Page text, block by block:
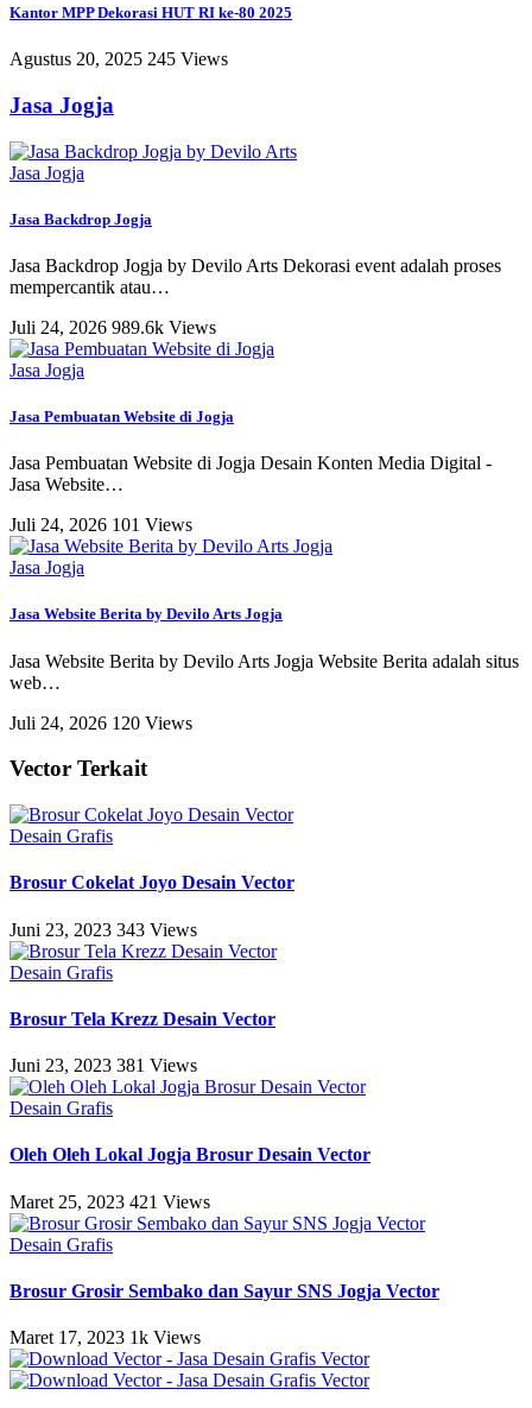
Kantor MPP Dekorasi HUT RI ke-80 2025
Agustus 20, 2025 245 Views
Jasa Jogja
Jasa Jogja
Jasa Backdrop Jogja
Jasa Backdrop Jogja by Devilo Arts Dekorasi event adalah proses
mempercantik atau…
Juli 24, 2026 989.6k Views
Jasa Jogja
Jasa Pembuatan Website di Jogja
Jasa Pembuatan Website di Jogja Desain Konten Media Digital -
Jasa Website…
Juli 24, 2026 101 Views
Jasa Jogja
Jasa Website Berita by Devilo Arts Jogja
Jasa Website Berita by Devilo Arts Jogja Website Berita adalah situs
web…
Juli 24, 2026 120 Views
Vector Terkait
Desain Grafis
Brosur Cokelat Joyo Desain Vector
Juni 23, 2023 343 Views
Desain Grafis
Brosur Tela Krezz Desain Vector
Juni 23, 2023 381 Views
Desain Grafis
Oleh Oleh Lokal Jogja Brosur Desain Vector
Maret 25, 2023 421 Views
Desain Grafis
Brosur Grosir Sembako dan Sayur SNS Jogja Vector
Maret 17, 2023 1k Views